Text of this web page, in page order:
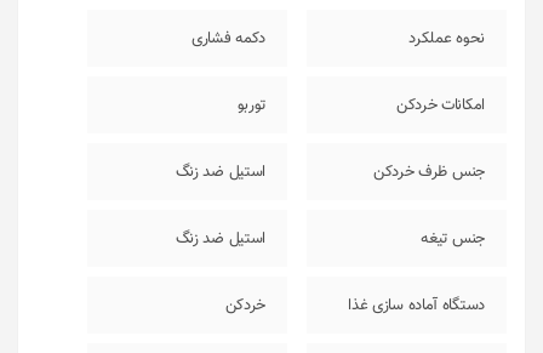
نحوه عملکرد دکمه فشاری
امکانات خردکن توربو
جنس ظرف خردکن استیل ضد زنگ
جنس تیغه استیل ضد زنگ
دستگاه آماده سازی غذا خردکن